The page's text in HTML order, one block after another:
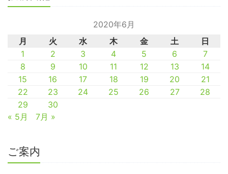
2020年6月
月
火 水 木 金 土
日
1
2 3 4 5 6
7
8
9 10 11 12 13
14
15
16 17 18 19 20
21
22
23 24 25 26 27
28
29
30
« 5月
7月 »
ご案内